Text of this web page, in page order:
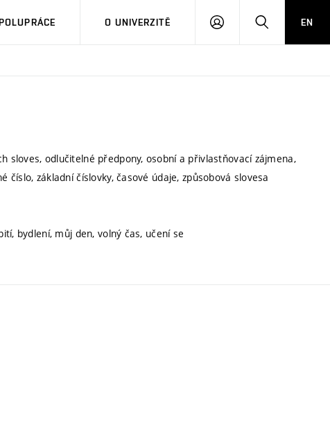
O UNIVERZITĚ
PŘIHLÁSIT HLEDATEN
sloves, odlučitelné předpony, osobní a přivlastňovací zájmena,
základní číslovky, časové údaje, způsobová slovesa
bydlení, můj den, volný čas, učení se